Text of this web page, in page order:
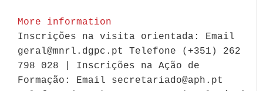
More information
Inscrições na visita orientada: Email
geral@mnrl.dgpc.pt Telefone (+351) 262
798 028 | Inscrições na Ação de
Formação: Email secretariado@aph.pt